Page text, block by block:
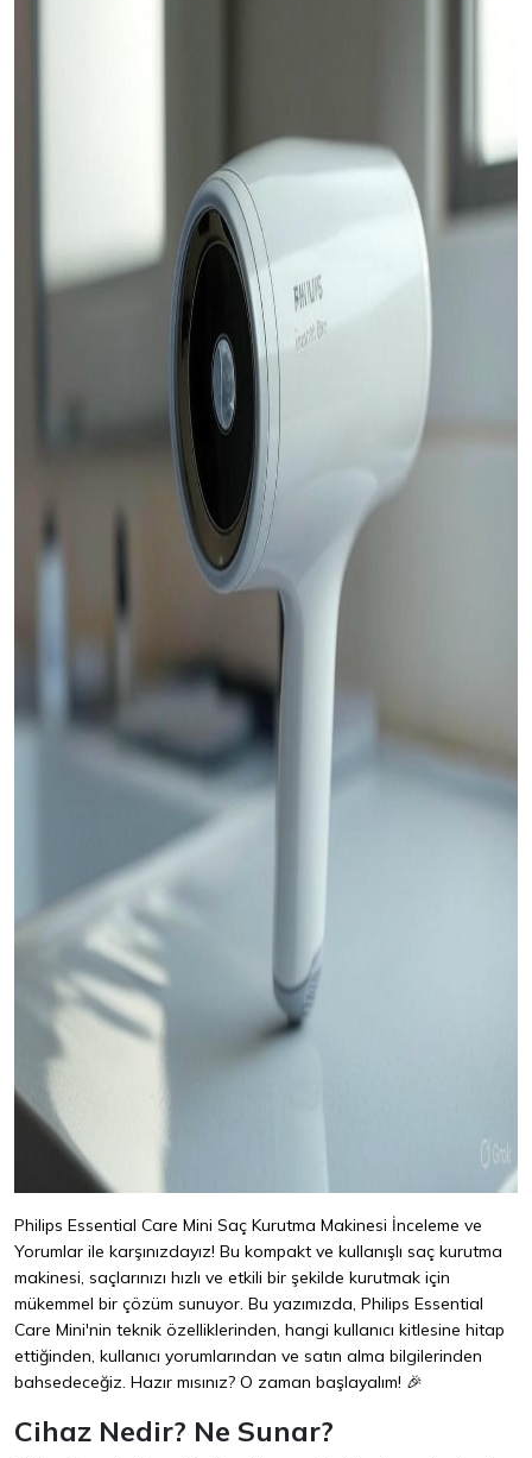
Philips Essential Care Mini Saç Kurutma Makinesi İnceleme ve
Yorumlar ile karşınızdayız! Bu kompakt ve kullanışlı saç kurutma
makinesi, saçlarınızı hızlı ve etkili bir şekilde kurutmak için
mükemmel bir çözüm sunuyor. Bu yazımızda, Philips Essential
Care Mini'nin teknik özelliklerinden, hangi kullanıcı kitlesine hitap
ettiğinden, kullanıcı yorumlarından ve satın alma bilgilerinden
bahsedeceğiz. Hazır mısınız? O zaman başlayalım! 🎉
Cihaz Nedir? Ne Sunar?